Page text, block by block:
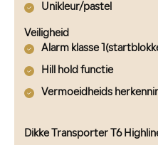
Unikleur/pastel
Veiligheid
Alarm klasse
Hill hold functie
Vermoeidheids
Dikke Transporter T6